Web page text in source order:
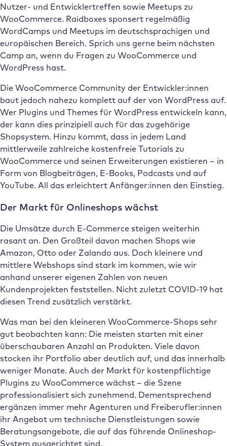
Nutzer- und Entwicklertreffen sowie Meetups zu
WooCommerce. Raidboxes sponsert regelmäßig
WordCamps und Meetups im deutschsprachigen und
europäischen Bereich. Sprich uns gerne beim nächsten
Camp an, wenn du Fragen zu WooCommerce und
WordPress hast.
Die WooCommerce Community der Entwickler:innen
baut jedoch nahezu komplett auf der von WordPress auf.
Wer Plugins und Themes für WordPress entwickeln kann,
der kann dies prinzipiell auch für das zugehörige
Shopsystem. Hinzu kommt, dass in jedem Land
mittlerweile zahlreiche kostenfreie Tutorials zu
WooCommerce und seinen Erweiterungen existieren – in
Form von Blogbeiträgen, E-Books, Podcasts und auf
YouTube. All das erleichtert Anfänger:innen den Einstieg.
Der Markt für Onlineshops wächst
Die Umsätze durch E-Commerce steigen weiterhin
rasant an. Den Großteil davon machen Shops wie
Amazon, Otto oder Zalando aus. Doch kleinere und
mittlere Webshops sind stark im kommen, wie wir
anhand unserer eigenen Zahlen von neuen
Kundenprojekten feststellen. Nicht zuletzt COVID-19 hat
diesen Trend zusätzlich verstärkt.
Was man bei den kleineren WooCommerce-Shops sehr
gut beobachten kann: Die meisten starten mit einer
überschaubaren Anzahl an Produkten. Viele davon
stocken ihr Portfolio aber deutlich auf, und das innerhalb
weniger Monate. Auch der Markt für kostenpflichtige
Plugins zu WooCommerce wächst – die Szene
professionalisiert sich zunehmend. Dementsprechend
ergänzen immer mehr Agenturen und Freiberufler:innen
ihr Angebot um technische Dienstleistungen sowie
Beratungsangebote, die auf das führende Onlineshop-
System ausgerichtet sind.